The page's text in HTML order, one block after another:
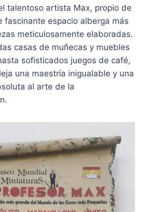
talentoso artista Max, propio de
fascinante espacio alberga más
meticulosamente elaboradas.
casas de muñecas y muebles
sofisticados juegos de café,
una maestría inigualable y una
al arte de la